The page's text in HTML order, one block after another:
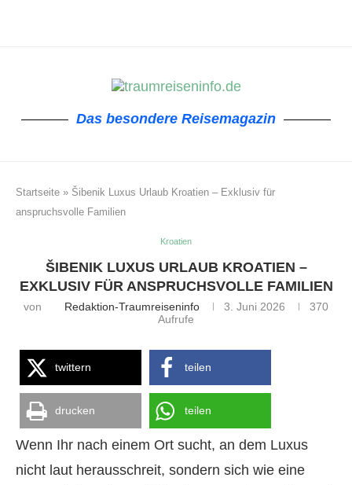
Das besondere Reisemagazin
Startseite » Šibenik Luxus Urlaub Kroatien – Exklusiv für
anspruchsvolle Familien
Kroatien
ŠIBENIK LUXUS URLAUB KROATIEN –
EXKLUSIV FÜR ANSPRUCHSVOLLE FAMILIEN
von Redaktion-Traumreiseninfo 3. Juni 2026
370
Aufrufe
twittern teilen
drucken teilen
Wenn Ihr nach einem Ort sucht, an dem Luxus
nicht laut herausschreit, sondern sich wie eine